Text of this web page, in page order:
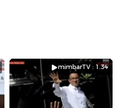
mimbarTV : 1.34